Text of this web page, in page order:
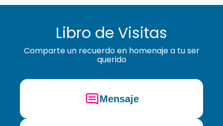
Libro de Visitas
Comparte un recuerdo en homenaje a tu ser
querido
Mensaje